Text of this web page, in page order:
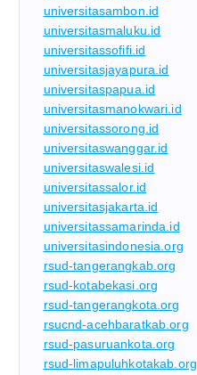
universitasambon.id
universitasmaluku.id
universitassofifi.id
universitasjayapura.id
universitaspapua.id
universitasmanokwari.id
universitassorong.id
universitaswanggar.id
universitaswalesi.id
universitassalor.id
universitasjakarta.id
universitassamarinda.id
universitasindonesia.org
rsud-tangerangkab.org
rsud-kotabekasi.org
rsud-tangerangkota.org
rsucnd-acehbaratkab.org
rsud-pasuruankota.org
rsud-limapuluhkotakab.org